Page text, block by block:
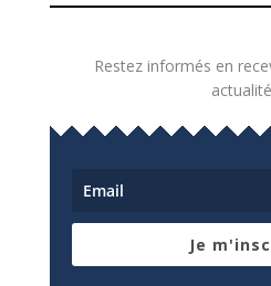
Restez informés en
Je